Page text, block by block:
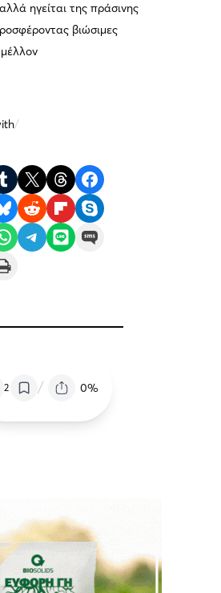
αλλά ηγείται της πράσινης
βιώσιμες
/
Share on X Share on Threads
Share on Facebook
Share on Reddit Share on Flipboard
Share on Skype
Share on Telegram Share on LINE
Share on SMS
2 / 0%